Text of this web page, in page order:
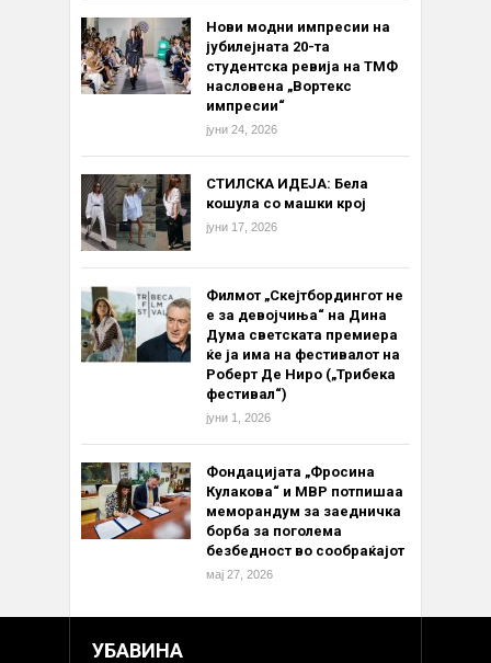
Нови модни импресии на
јубилејната 20-та
студентска ревија на ТМФ
насловена „Вортекс
импресии“
јуни 24, 2026
СТИЛСКА ИДЕЈА: Бела
кошула со машки крој
јуни 17, 2026
Филмот „Скејтбордингот не
е за девојчиња“ на Дина
Дума светската премиера
ќе ја има на фестивалот на
Роберт Де Ниро („Трибека
фестивал“)
јуни 1, 2026
Фондацијата „Фросина
Кулакова“ и МВР потпишаа
меморандум за заедничка
борба за поголема
безбедност во сообраќајот
мај 27, 2026
УБАВИНА